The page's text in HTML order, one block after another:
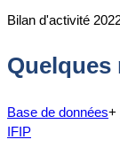
Bilan d'activité
Quelques
Base de données+
IFIP